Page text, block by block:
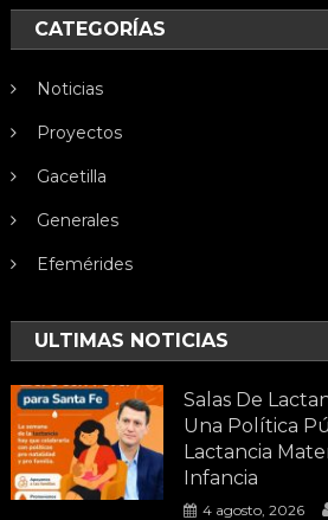
CATEGORÍAS
Noticias
Proyectos
Gacetilla
Generales
Efemérides
ULTIMAS NOTICIAS
Salas De
Una Política
Lactancia
Infancia
4 agosto, 2026